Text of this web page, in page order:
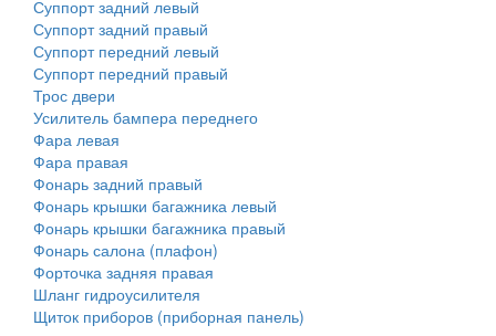
Суппорт задний левый
Суппорт задний правый
Суппорт передний левый
Суппорт передний правый
Трос двери
Усилитель бампера переднего
Фара левая
Фара правая
Фонарь задний правый
Фонарь крышки багажника левый
Фонарь крышки багажника правый
Фонарь салона (плафон)
Форточка задняя правая
Шланг гидроусилителя
Щиток приборов (приборная панель)